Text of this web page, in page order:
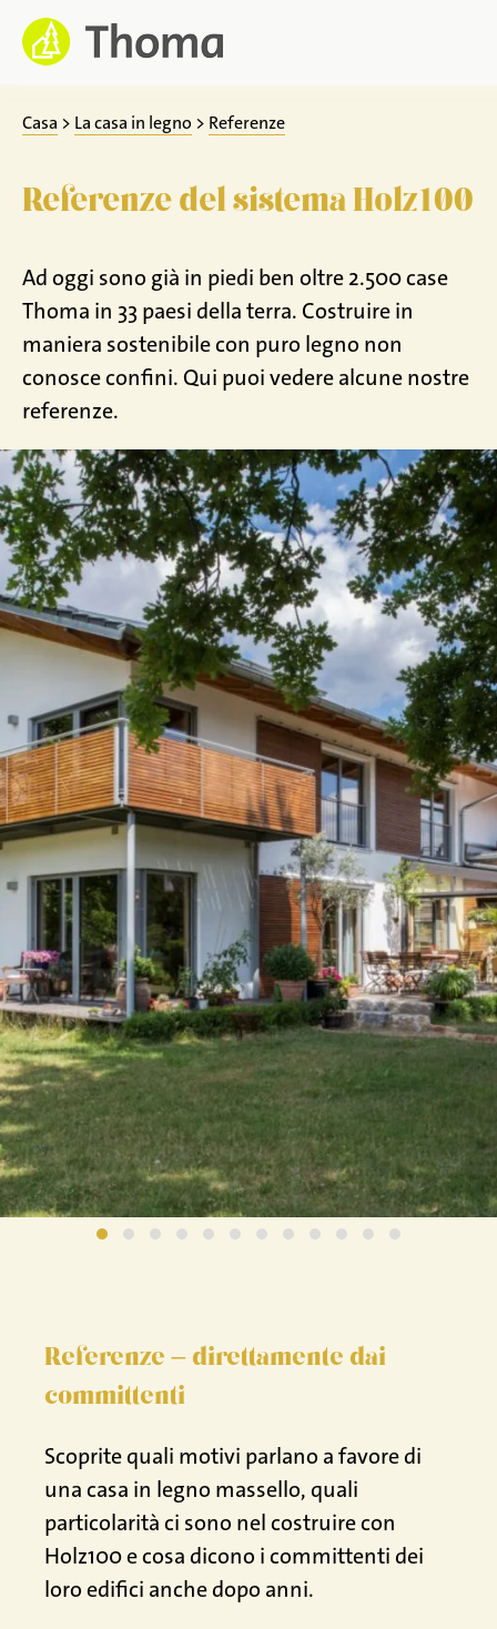
Zum
Inhalt
springen
Casa > La casa in legno > Referenze
Referenze del sistema Holz100
Ad oggi sono già in piedi ben oltre 2.500 case
Thoma in 33 paesi della terra. Costruire in
maniera sostenibile con puro legno non
conosce confini. Qui puoi vedere alcune nostre
referenze.
Referenze – direttamente dai
committenti
Scoprite quali motivi parlano a favore di
una casa in legno massello, quali
particolarità ci sono nel costruire con
Holz100 e cosa dicono i committenti dei
loro edifici anche dopo anni.